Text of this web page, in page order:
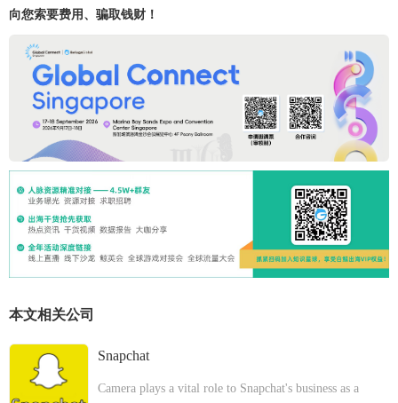
向您索要费用、骗取钱财！
本文相关公司
Snapchat
Camera plays a vital role to Snapchat's business as a